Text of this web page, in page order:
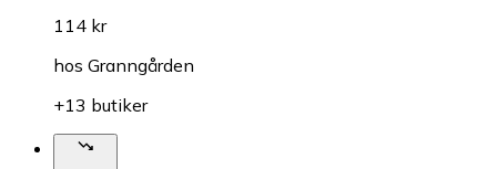
114 kr
hos Granngården
+13 butiker